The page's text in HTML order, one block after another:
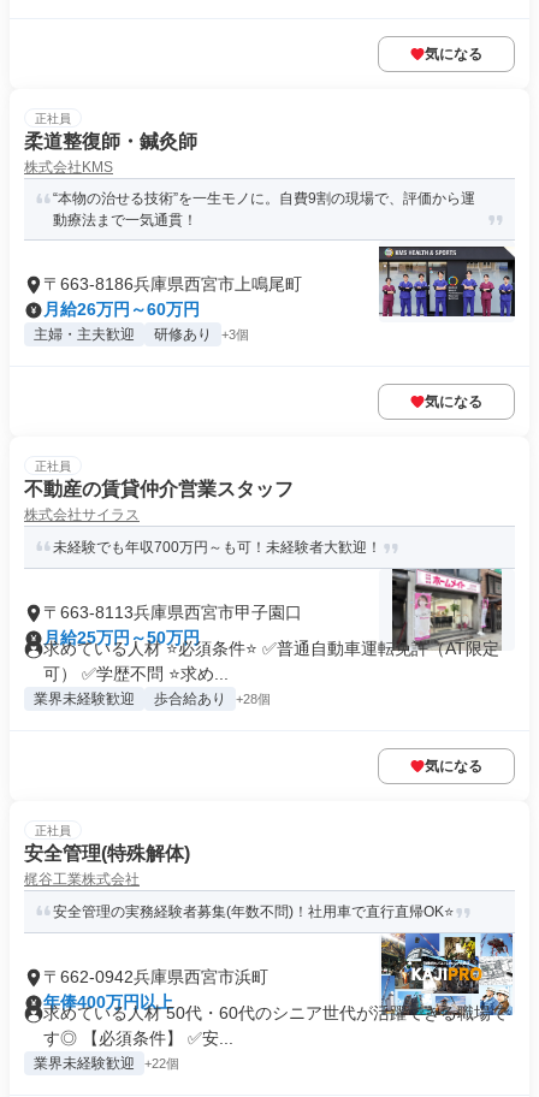
気になる
正社員
柔道整復師・鍼灸師
株式会社KMS
“本物の治せる技術”を一生モノに。自費9割の現場で、評価から運
動療法まで一気通貫！
〒663-8186兵庫県西宮市上鳴尾町
月給26万円～60万円
主婦・主夫歓迎 研修あり +3個
気になる
正社員
不動産の賃貸仲介営業スタッフ
株式会社サイラス
未経験でも年収700万円～も可！未経験者大歓迎！
〒663-8113兵庫県西宮市甲子園口
月給25万円～50万円
求めている人材 ⭐必須条件⭐ ✅普通自動車運転免許（AT限定
可） ✅学歴不問 ⭐求め...
業界未経験歓迎 歩合給あり +28個
気になる
正社員
安全管理(特殊解体)
梶谷工業株式会社
安全管理の実務経験者募集(年数不問)！社用車で直行直帰OK⭐
〒662-0942兵庫県西宮市浜町
年俸400万円以上
求めている人材 50代・60代のシニア世代が活躍できる職場で
す◎ 【必須条件】 ✅安...
業界未経験歓迎 +22個